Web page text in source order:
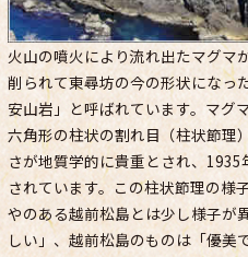
火山の噴火により流れ出たマグマ
削られて東尋坊の今の形状になっ
安山岩」と呼ばれています。マグ
六角形の柱状の割れ目（柱状節理
さが地質学的に貴重とされ、
されています。この柱状節理の様
やのある越前松島とは少し様子が
しい」、越前松島のものは「優美